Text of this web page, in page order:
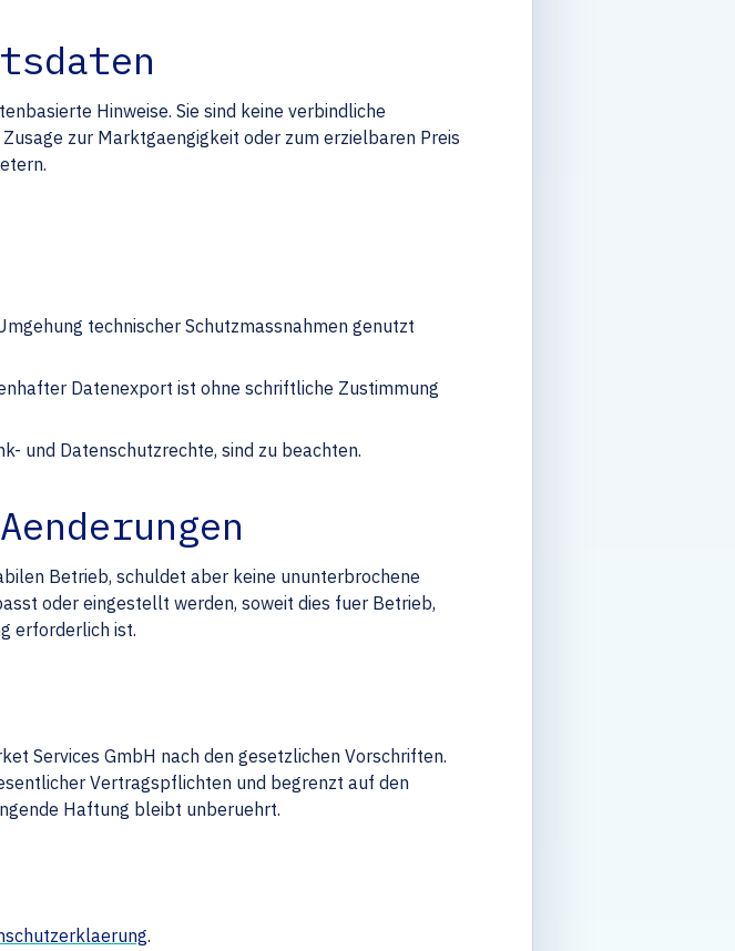
Hinweise. Sie sind keine verbindliche
zur Marktgaengigkeit oder zum erzielbaren Preis
technischer Schutzmassnahmen genutzt
Datenexport ist ohne schriftliche Zustimmung
und Datenschutzrechte, sind zu beachten.
Betrieb, schuldet aber keine ununterbrochene
oder eingestellt werden, soweit dies fuer Betrieb,
erforderlich ist.
Services GmbH nach den gesetzlichen Vorschriften.
Vertragspflichten und begrenzt auf den
Haftung bleibt unberuehrt.
.